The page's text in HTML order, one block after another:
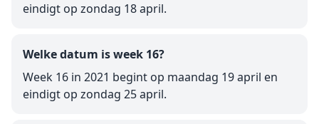
eindigt op zondag 18 april.
Welke datum is week 16?
Week 16 in 2021 begint op maandag 19 april en
eindigt op zondag 25 april.